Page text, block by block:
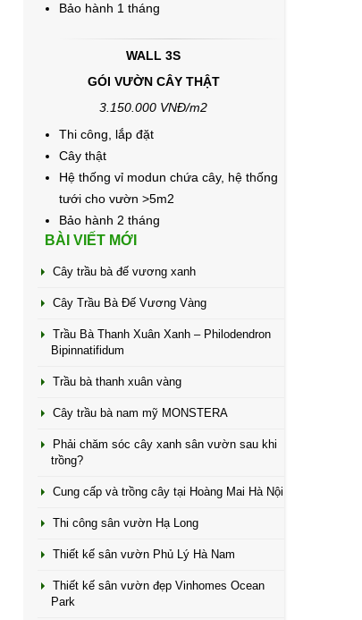
Bảo hành 1 tháng
WALL 3S
GÓI VƯỜN CÂY THẬT
3.150.000 VNĐ/m2
Thi công, lắp đặt
Cây thật
Hệ thống vỉ modun chứa cây, hệ thống
tưới cho vườn >5m2
Bảo hành 2 tháng
BÀI VIẾT MỚI
Cây trầu bà đế vương xanh
Cây Trầu Bà Đế Vương Vàng
Trầu Bà Thanh Xuân Xanh – Philodendron
Bipinnatifidum
Trầu bà thanh xuân vàng
Cây trầu bà nam mỹ MONSTERA
Phải chăm sóc cây xanh sân vườn sau khi
trồng?
Cung cấp và trồng cây tại Hoàng Mai Hà Nội
Thi công sân vườn Hạ Long
Thiết kế sân vườn Phủ Lý Hà Nam
Thiết kế sân vườn đẹp Vinhomes Ocean
Park